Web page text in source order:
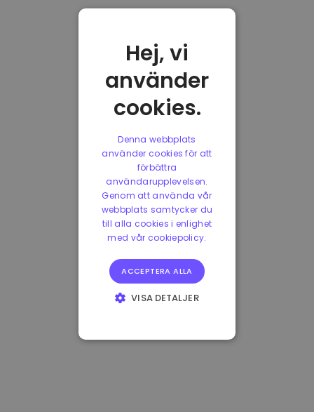
Hej, vi
använder
cookies.
Denna webbplats
använder cookies för att
förbättra
användarupplevelsen.
Genom att använda vår
webbplats samtycker du
till alla cookies i enlighet
med vår cookiepolicy.
ACCEPTERA ALLA
VISA DETALJER